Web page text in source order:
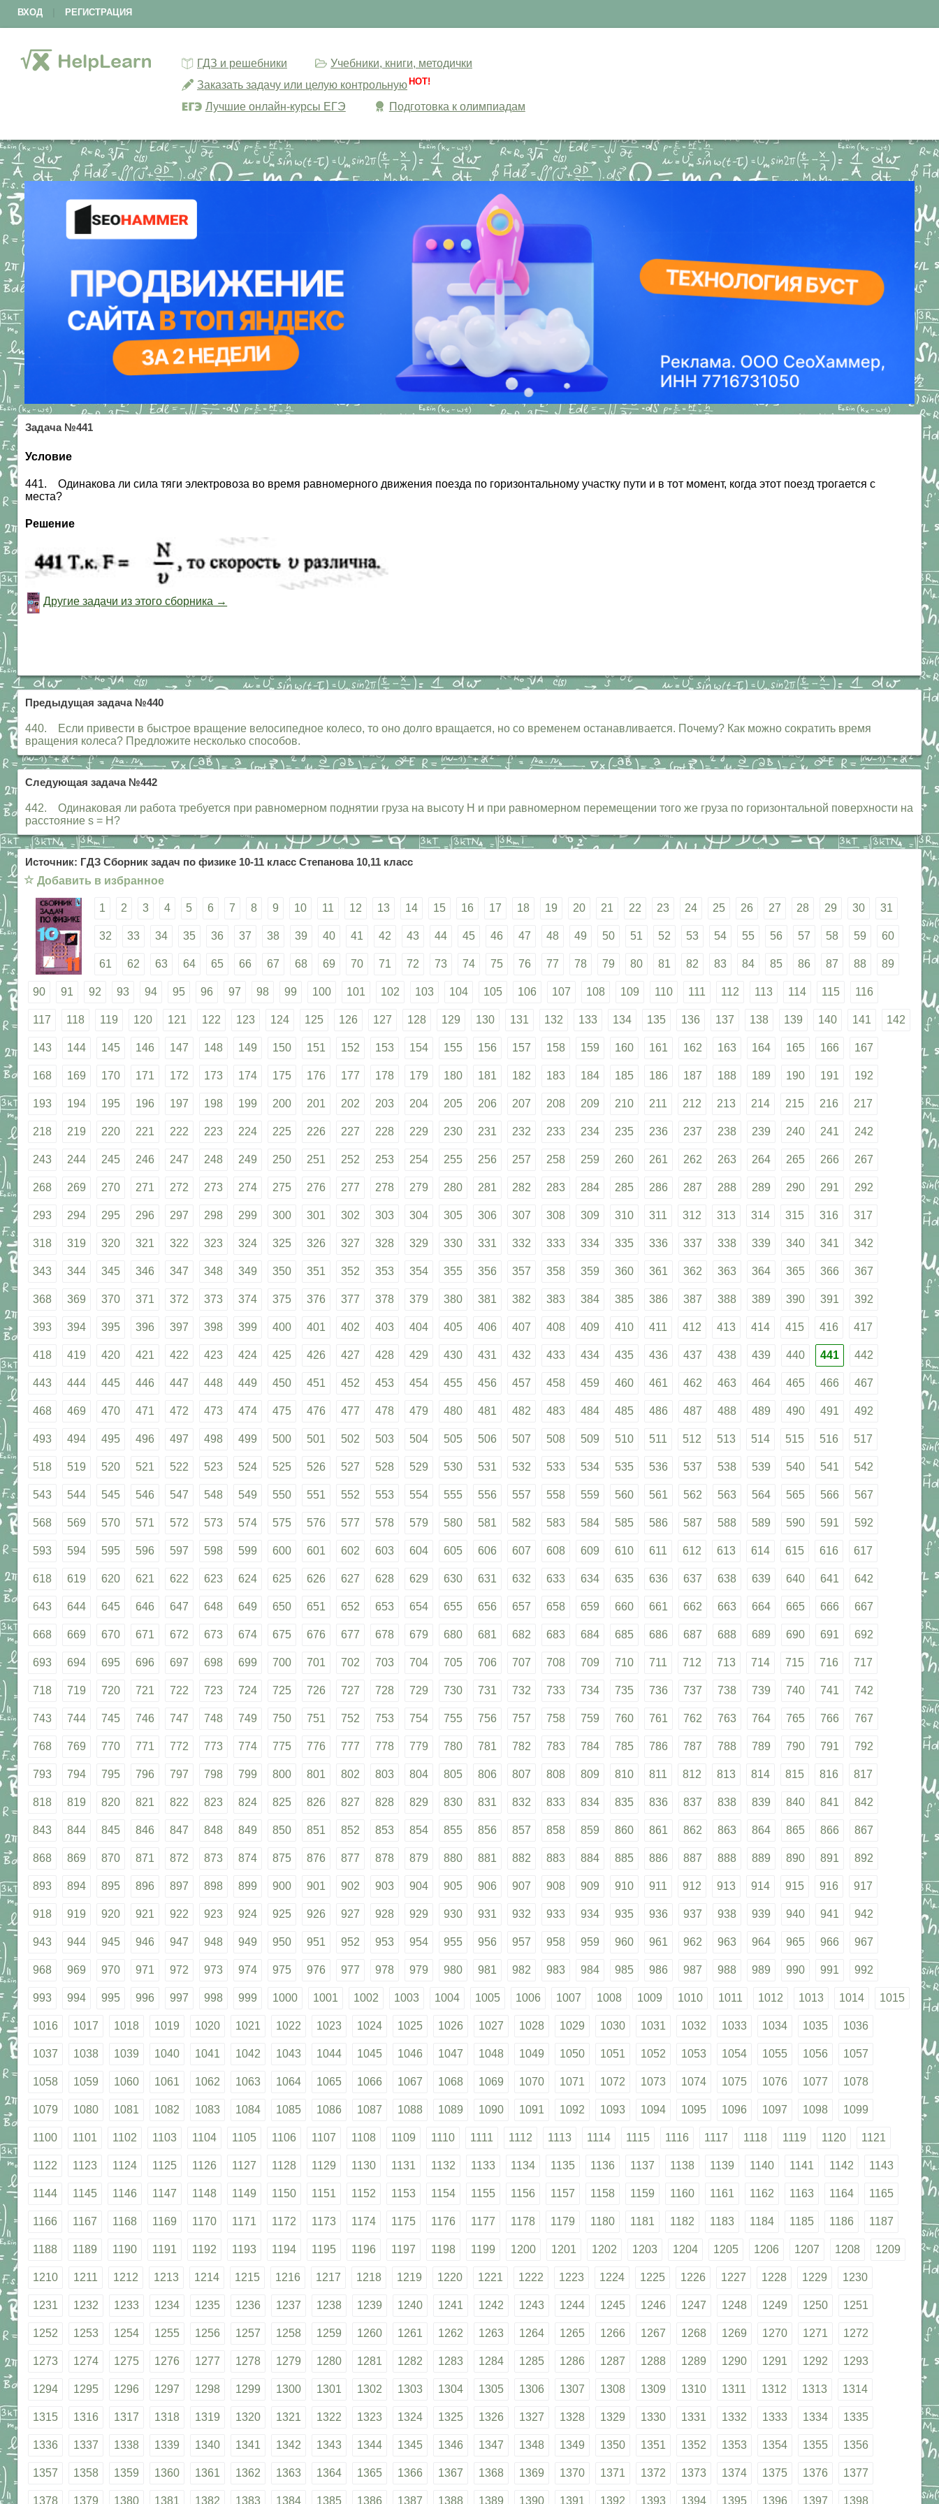
ВХОД РЕГИСТРАЦИЯ
ГДЗ и решебники
Учебники, книги, методички
Заказать задачу или целую контрольную HOT!
Лучшие онлайн-курсы ЕГЭ Подготовка к олимпиадам
Задача №441
Условие
441. Одинакова ли сила тяги электровоза во время равномерного движения поезда по горизонтальному участку пути и в тот момент, когда этот поезд трогается с
места?
Решение
Другие задачи из этого сборника →
Предыдущая задача №440
440. Если привести в быстрое вращение велосипедное колесо, то оно долго вращается, но со временем останавливается. Почему? Как можно сократить время
вращения колеса? Предложите несколько способов.
Следующая задача №442
442. Одинаковая ли работа требуется при равномерном поднятии груза на высоту Н и при равномерном перемещении того же груза по горизонтальной поверхности на
расстояние s = H?
Источник: ГДЗ Сборник задач по физике 10-11 класс Степанова 10,11 класс
☆ Добавить в избранное
1 2 3 4 5 6 7 8 9 10 11 12 13 14 15 16 17 18 19 20 21 22 23 24 25 26 27 28 29 30 31
32 33 34 35 36 37 38 39 40 41 42 43 44 45 46 47 48 49 50 51 52 53 54 55 56 57 58 59 60
61 62 63 64 65 66 67 68 69 70 71 72 73 74 75 76 77 78 79 80 81 82 83 84 85 86 87 88 89
90 91 92 93 94 95 96 97 98 99 100 101 102 103 104 105 106 107 108 109 110 111 112 113 114 115 116
117 118 119 120 121 122 123 124 125 126 127 128 129 130 131 132 133 134 135 136 137 138 139 140 141 142
143 144 145 146 147 148 149 150 151 152 153 154 155 156 157 158 159 160 161 162 163 164 165 166 167
168 169 170 171 172 173 174 175 176 177 178 179 180 181 182 183 184 185 186 187 188 189 190 191 192
193 194 195 196 197 198 199 200 201 202 203 204 205 206 207 208 209 210 211 212 213 214 215 216 217
218 219 220 221 222 223 224 225 226 227 228 229 230 231 232 233 234 235 236 237 238 239 240 241 242
243 244 245 246 247 248 249 250 251 252 253 254 255 256 257 258 259 260 261 262 263 264 265 266 267
268 269 270 271 272 273 274 275 276 277 278 279 280 281 282 283 284 285 286 287 288 289 290 291 292
293 294 295 296 297 298 299 300 301 302 303 304 305 306 307 308 309 310 311 312 313 314 315 316 317
318 319 320 321 322 323 324 325 326 327 328 329 330 331 332 333 334 335 336 337 338 339 340 341 342
343 344 345 346 347 348 349 350 351 352 353 354 355 356 357 358 359 360 361 362 363 364 365 366 367
368 369 370 371 372 373 374 375 376 377 378 379 380 381 382 383 384 385 386 387 388 389 390 391 392
393 394 395 396 397 398 399 400 401 402 403 404 405 406 407 408 409 410 411 412 413 414 415 416 417
418 419 420 421 422 423 424 425 426 427 428 429 430 431 432 433 434 435 436 437 438 439 440 441 442
443 444 445 446 447 448 449 450 451 452 453 454 455 456 457 458 459 460 461 462 463 464 465 466 467
468 469 470 471 472 473 474 475 476 477 478 479 480 481 482 483 484 485 486 487 488 489 490 491 492
493 494 495 496 497 498 499 500 501 502 503 504 505 506 507 508 509 510 511 512 513 514 515 516 517
518 519 520 521 522 523 524 525 526 527 528 529 530 531 532 533 534 535 536 537 538 539 540 541 542
543 544 545 546 547 548 549 550 551 552 553 554 555 556 557 558 559 560 561 562 563 564 565 566 567
568 569 570 571 572 573 574 575 576 577 578 579 580 581 582 583 584 585 586 587 588 589 590 591 592
593 594 595 596 597 598 599 600 601 602 603 604 605 606 607 608 609 610 611 612 613 614 615 616 617
618 619 620 621 622 623 624 625 626 627 628 629 630 631 632 633 634 635 636 637 638 639 640 641 642
643 644 645 646 647 648 649 650 651 652 653 654 655 656 657 658 659 660 661 662 663 664 665 666 667
668 669 670 671 672 673 674 675 676 677 678 679 680 681 682 683 684 685 686 687 688 689 690 691 692
693 694 695 696 697 698 699 700 701 702 703 704 705 706 707 708 709 710 711 712 713 714 715 716 717
718 719 720 721 722 723 724 725 726 727 728 729 730 731 732 733 734 735 736 737 738 739 740 741 742
743 744 745 746 747 748 749 750 751 752 753 754 755 756 757 758 759 760 761 762 763 764 765 766 767
768 769 770 771 772 773 774 775 776 777 778 779 780 781 782 783 784 785 786 787 788 789 790 791 792
793 794 795 796 797 798 799 800 801 802 803 804 805 806 807 808 809 810 811 812 813 814 815 816 817
818 819 820 821 822 823 824 825 826 827 828 829 830 831 832 833 834 835 836 837 838 839 840 841 842
843 844 845 846 847 848 849 850 851 852 853 854 855 856 857 858 859 860 861 862 863 864 865 866 867
868 869 870 871 872 873 874 875 876 877 878 879 880 881 882 883 884 885 886 887 888 889 890 891 892
893 894 895 896 897 898 899 900 901 902 903 904 905 906 907 908 909 910 911 912 913 914 915 916 917
918 919 920 921 922 923 924 925 926 927 928 929 930 931 932 933 934 935 936 937 938 939 940 941 942
943 944 945 946 947 948 949 950 951 952 953 954 955 956 957 958 959 960 961 962 963 964 965 966 967
968 969 970 971 972 973 974 975 976 977 978 979 980 981 982 983 984 985 986 987 988 989 990 991 992
993 994 995 996 997 998 999 1000 1001 1002 1003 1004 1005 1006 1007 1008 1009 1010 1011 1012 1013 1014 1015
1016 1017 1018 1019 1020 1021 1022 1023 1024 1025 1026 1027 1028 1029 1030 1031 1032 1033 1034 1035 1036
1037 1038 1039 1040 1041 1042 1043 1044 1045 1046 1047 1048 1049 1050 1051 1052 1053 1054 1055 1056 1057
1058 1059 1060 1061 1062 1063 1064 1065 1066 1067 1068 1069 1070 1071 1072 1073 1074 1075 1076 1077 1078
1079 1080 1081 1082 1083 1084 1085 1086 1087 1088 1089 1090 1091 1092 1093 1094 1095 1096 1097 1098 1099
1100 1101 1102 1103 1104 1105 1106 1107 1108 1109 1110 1111 1112 1113 1114 1115 1116 1117 1118 1119 1120 1121
1122 1123 1124 1125 1126 1127 1128 1129 1130 1131 1132 1133 1134 1135 1136 1137 1138 1139 1140 1141 1142 1143
1144 1145 1146 1147 1148 1149 1150 1151 1152 1153 1154 1155 1156 1157 1158 1159 1160 1161 1162 1163 1164 1165
1166 1167 1168 1169 1170 1171 1172 1173 1174 1175 1176 1177 1178 1179 1180 1181 1182 1183 1184 1185 1186 1187
1188 1189 1190 1191 1192 1193 1194 1195 1196 1197 1198 1199 1200 1201 1202 1203 1204 1205 1206 1207 1208 1209
1210 1211 1212 1213 1214 1215 1216 1217 1218 1219 1220 1221 1222 1223 1224 1225 1226 1227 1228 1229 1230
1231 1232 1233 1234 1235 1236 1237 1238 1239 1240 1241 1242 1243 1244 1245 1246 1247 1248 1249 1250 1251
1252 1253 1254 1255 1256 1257 1258 1259 1260 1261 1262 1263 1264 1265 1266 1267 1268 1269 1270 1271 1272
1273 1274 1275 1276 1277 1278 1279 1280 1281 1282 1283 1284 1285 1286 1287 1288 1289 1290 1291 1292 1293
1294 1295 1296 1297 1298 1299 1300 1301 1302 1303 1304 1305 1306 1307 1308 1309 1310 1311 1312 1313 1314
1315 1316 1317 1318 1319 1320 1321 1322 1323 1324 1325 1326 1327 1328 1329 1330 1331 1332 1333 1334 1335
1336 1337 1338 1339 1340 1341 1342 1343 1344 1345 1346 1347 1348 1349 1350 1351 1352 1353 1354 1355 1356
1357 1358 1359 1360 1361 1362 1363 1364 1365 1366 1367 1368 1369 1370 1371 1372 1373 1374 1375 1376 1377
1378 1379 1380 1381 1382 1383 1384 1385 1386 1387 1388 1389 1390 1391 1392 1393 1394 1395 1396 1397 1398